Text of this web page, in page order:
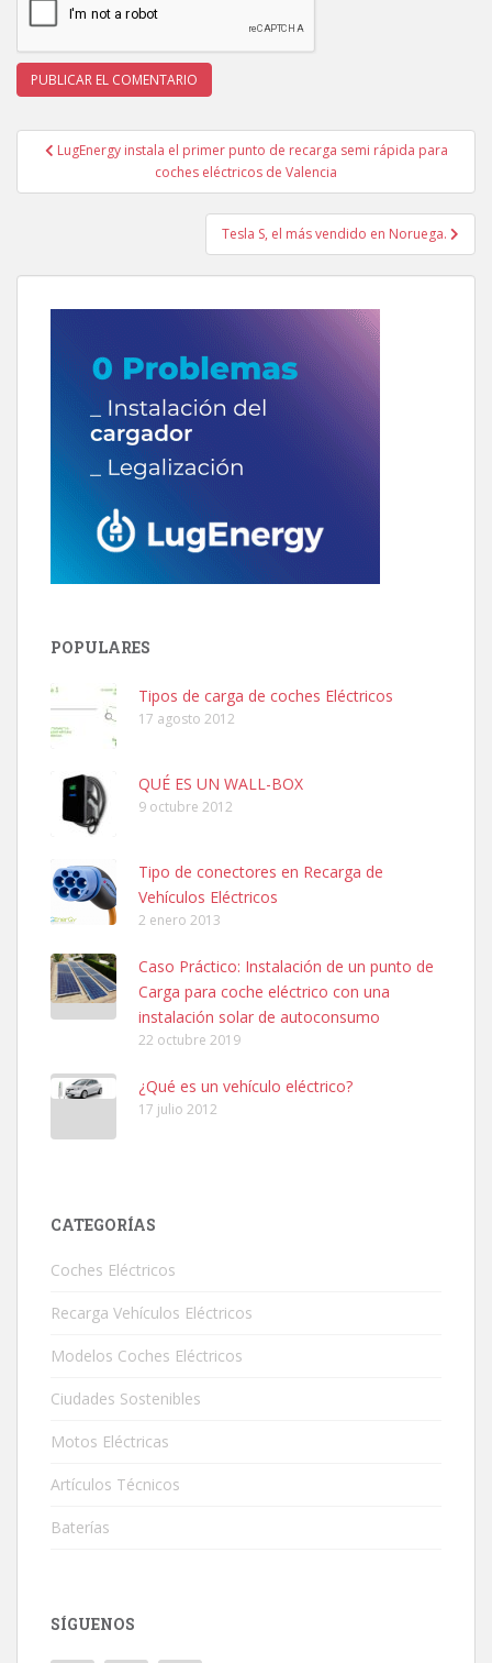
Navegación
entradas
LugEnergy instala el primer punto de recarga semi rápida para
coches eléctricos de Valencia
Tesla S, el más vendido en Noruega.
POPULARES
Tipos de carga de coches Eléctricos
17 agosto 2012
QUÉ ES UN WALL-BOX
9 octubre 2012
Tipo de conectores en Recarga de
Vehículos Eléctricos
2 enero 2013
Caso Práctico: Instalación de un punto de
Carga para coche eléctrico con una
instalación solar de autoconsumo
22 octubre 2019
¿Qué es un vehículo eléctrico?
17 julio 2012
CATEGORÍAS
Coches Eléctricos
Recarga Vehículos Eléctricos
Modelos Coches Eléctricos
Ciudades Sostenibles
Motos Eléctricas
Artículos Técnicos
Baterías
SÍGUENOS